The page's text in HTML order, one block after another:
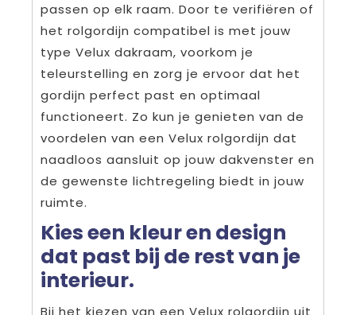
passen op elk raam. Door te verifiëren of
het rolgordijn compatibel is met jouw
type Velux dakraam, voorkom je
teleurstelling en zorg je ervoor dat het
gordijn perfect past en optimaal
functioneert. Zo kun je genieten van de
voordelen van een Velux rolgordijn dat
naadloos aansluit op jouw dakvenster en
de gewenste lichtregeling biedt in jouw
ruimte.
Kies een kleur en design
dat past bij de rest van je
interieur.
Bij het kiezen van een Velux rolgordijn uit